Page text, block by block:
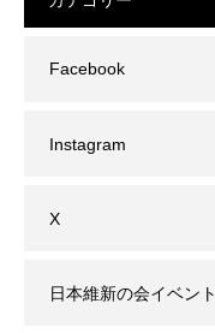
Facebook
Instagram
X
日本維新の会イベント